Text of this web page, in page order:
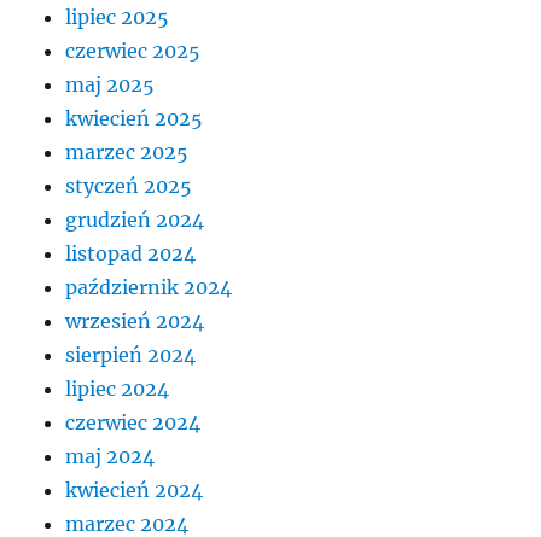
lipiec 2025
czerwiec 2025
maj 2025
kwiecień 2025
marzec 2025
styczeń 2025
grudzień 2024
listopad 2024
październik 2024
wrzesień 2024
sierpień 2024
lipiec 2024
czerwiec 2024
maj 2024
kwiecień 2024
marzec 2024